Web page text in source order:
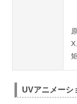
UVアニメーシ